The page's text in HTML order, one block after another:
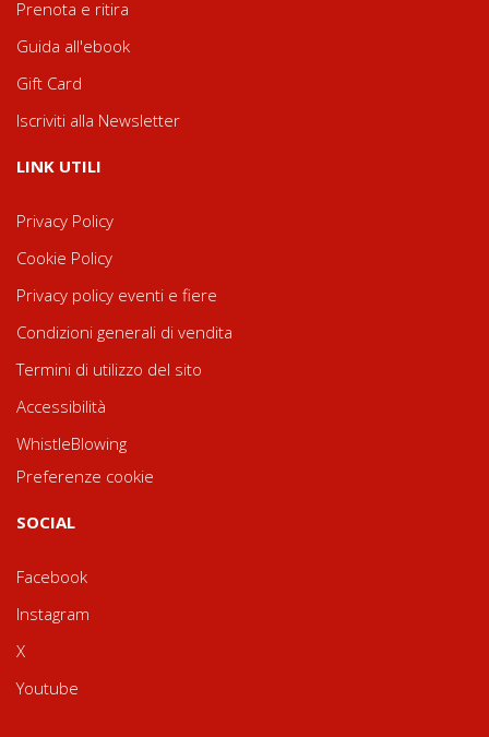
Prenota e ritira
Guida all'ebook
Gift Card
Iscriviti alla Newsletter
LINK UTILI
Privacy Policy
Cookie Policy
Privacy policy eventi e fiere
Condizioni generali di vendita
Termini di utilizzo del sito
Accessibilità
WhistleBlowing
Preferenze cookie
SOCIAL
Facebook
Instagram
X
Youtube